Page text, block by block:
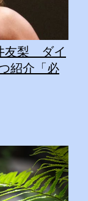
友梨 ダイ
紹介「必